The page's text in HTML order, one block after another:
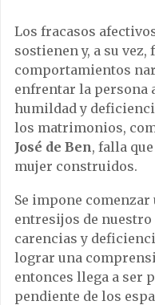
Los fracasos
sostienen y, a su vez,
comportamientos
enfrentar la persona
humildad y
los matrimonios,
José de Ben, falla
mujer construidos.
Se impone
entresijos de
carencias y
lograr una
entonces llega a ser
pendiente de los